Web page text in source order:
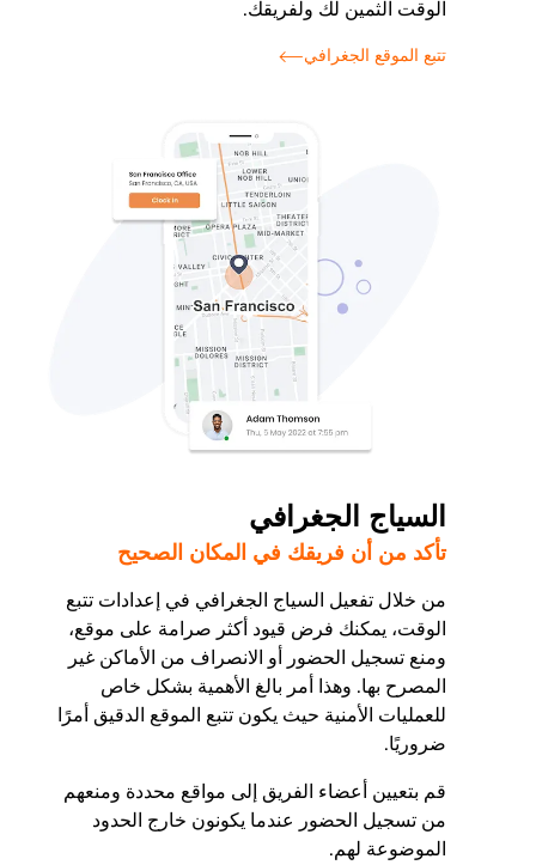
الوقت الثمين لك ولفريقك.
تتبع الموقع الجغرافي
السياج الجغرافي
تأكد من أن فريقك في المكان الصحيح
من خلال تفعيل السياج الجغرافي في إعدادات تتبع
الوقت، يمكنك فرض قيود أكثر صرامة على موقع،
ومنع تسجيل الحضور أو الانصراف من الأماكن غير
المصرح بها. وهذا أمر بالغ الأهمية بشكل خاص
للعمليات الأمنية حيث يكون تتبع الموقع الدقيق أمرًا
ضروريًا.
قم بتعيين أعضاء الفريق إلى مواقع محددة ومنعهم
من تسجيل الحضور عندما يكونون خارج الحدود
الموضوعة لهم.